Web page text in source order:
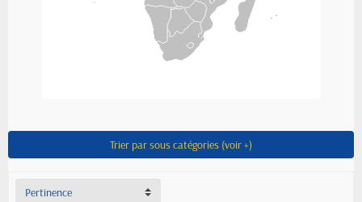
Trier par sous catégories (voir +)
Pertinence